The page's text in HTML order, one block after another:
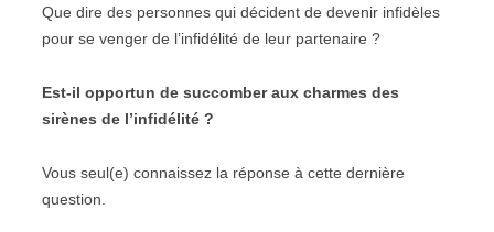
Que dire des personnes qui décident de devenir infidèles
pour se venger de l’infidélité de leur partenaire ?
Est-il opportun de succomber aux charmes des
sirènes de l’infidélité ?
Vous seul(e) connaissez la réponse à cette dernière
question.